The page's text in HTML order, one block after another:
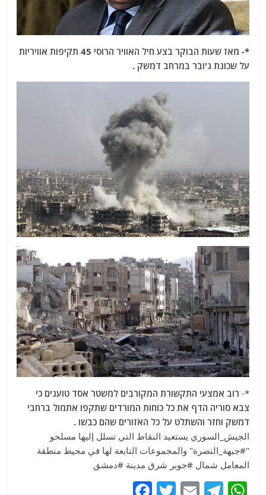
*- מאז שעות הבוקר בצע חיל האוויר הרוסי 45 תקיפות אוויריות
על שכונת ג'ובר במרחב דמשק .
*- רוב אמצעי התקשורת המקורבים למשטר אסד טוענים כי
צבא סוריה הדף את כל כוחות המורדים שתקפו אתמול ברחבי
דמשק וחזר והשתלט על כל האזורים שהם כבשו .
الجيش_السوري يستعيد النقاط التي تسلل إليها مسلحو
"#جبهة_النصرة" والمجموعات التابعة لها في محيط منطقة
المعامل شمال #جوبر شرق مدينة #دمشق